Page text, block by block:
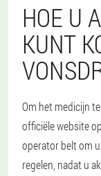
HOE U
KUNT
Om het medicijn
officiële website
operator belt om
regelen, nadat u